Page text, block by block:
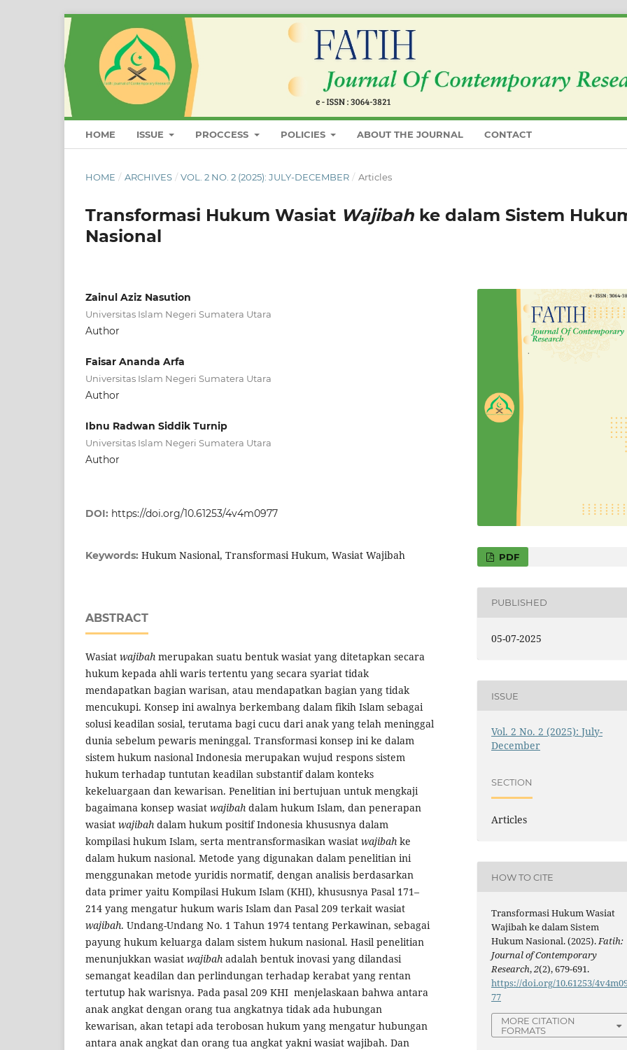
HOME ISSUE PROCCESS POLICIES ABOUT THE JOURNAL CONTACT
HOME / ARCHIVES / VOL. 2 NO. 2 (2025): JULY-DECEMBER / Articles
Transformasi Hukum Wasiat Wajibah ke dalam Sistem
Nasional
Zainul Aziz Nasution
Universitas Islam Negeri Sumatera Utara
Author
Faisar Ananda Arfa
Universitas Islam Negeri Sumatera Utara
Author
Ibnu Radwan Siddik Turnip
Universitas Islam Negeri Sumatera Utara
Author
DOI: https://doi.org/10.61253/4v4m0977
Keywords: Hukum Nasional, Transformasi Hukum, Wasiat Wajibah
ABSTRACT
Wasiat wajibah merupakan suatu bentuk wasiat yang ditetapkan secara
hukum kepada ahli waris tertentu yang secara syariat tidak
mendapatkan bagian warisan, atau mendapatkan bagian yang tidak
mencukupi. Konsep ini awalnya berkembang dalam fikih Islam sebagai
solusi keadilan sosial, terutama bagi cucu dari anak yang telah meninggal
dunia sebelum pewaris meninggal. Transformasi konsep ini ke dalam
sistem hukum nasional Indonesia merupakan wujud respons sistem
hukum terhadap tuntutan keadilan substantif dalam konteks
kekeluargaan dan kewarisan. Penelitian ini bertujuan untuk mengkaji
bagaimana konsep wasiat wajibah dalam hukum Islam, dan penerapan
wasiat wajibah dalam hukum positif Indonesia khususnya dalam
kompilasi hukum Islam, serta mentransformasikan wasiat wajibah ke
dalam hukum nasional. Metode yang digunakan dalam penelitian ini
menggunakan metode yuridis normatif, dengan analisis berdasarkan
data primer yaitu Kompilasi Hukum Islam (KHI), khususnya Pasal 171–
214 yang mengatur hukum waris Islam dan Pasal 209 terkait wasiat
wajibah. Undang-Undang No. 1 Tahun 1974 tentang Perkawinan, sebagai
payung hukum keluarga dalam sistem hukum nasional. Hasil penelitian
menunjukkan wasiat wajibah adalah bentuk inovasi yang dilandasi
semangat keadilan dan perlindungan terhadap kerabat yang rentan
tertutup hak warisnya. Pada pasal 209 KHI menjelaskaan bahwa antara
anak angkat dengan orang tua angkatnya tidak ada hubungan
kewarisan, akan tetapi ada terobosan hukum yang mengatur hubungan
antara anak angkat dan orang tua angkat yakni wasiat wajibah. Dan
PDF
PUBLISHED
05-07-2025
ISSUE
Vol. 2 No. 2 (2025): July-
December
SECTION
Articles
HOW TO CITE
Transformasi Hukum Wasiat
Wajibah ke dalam Sistem
Hukum Nasional. (2025).Fatih:
Journal of Contemporary
Research,2(2), 679-691.
https://doi.org/10.61253/
77
MORE CITATION
FORMATS